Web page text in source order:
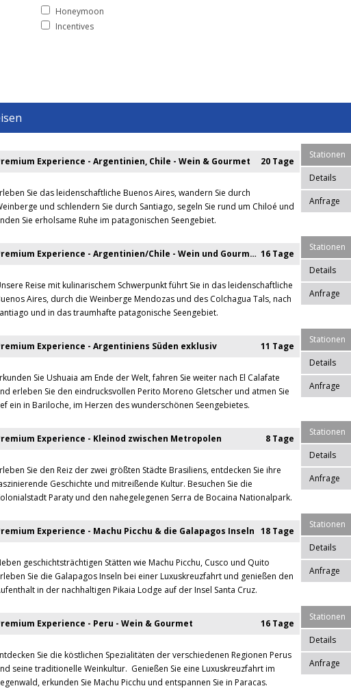
Honeymoon
Incentives
Experience - Argentinien, Chile - Wein & Gourmet 20 Tage
Sie das leidenschaftliche Buenos Aires, wandern Sie durch
und schlendern Sie durch Santiago, segeln Sie rund um Chiloé und
Sie erholsame Ruhe im patagonischen Seengebiet.
Stationen
Details
Anfrage
Premium Experience - Argentinien/Chile - Wein und Gourmet 16 Tage
Reise mit kulinarischem Schwerpunkt führt Sie in das leidenschaftliche
Aires, durch die Weinberge Mendozas und des Colchagua Tals, nach
und in das traumhafte patagonische Seengebiet.
Stationen
Details
Anfrage
Experience - Argentiniens Süden exklusiv 11 Tage
Sie Ushuaia am Ende der Welt, fahren Sie weiter nach El Calafate
erleben Sie den eindrucksvollen Perito Moreno Gletscher und atmen Sie
ein in Bariloche, im Herzen des wunderschönen Seengebietes.
Stationen
Details
Anfrage
Experience - Kleinod zwischen Metropolen 8 Tage
Sie den Reiz der zwei größten Städte Brasiliens, entdecken Sie ihre
Geschichte und mitreißende Kultur. Besuchen Sie die
Paraty und den nahegelegenen Serra de Bocaina Nationalpark.
Stationen
Details
Anfrage
Experience - Machu Picchu & die Galapagos Inseln 18 Tage
geschichtsträchtigen Stätten wie Machu Picchu, Cusco und Quito
Sie die Galapagos Inseln bei einer Luxuskreuzfahrt und genießen den
in der nachhaltigen Pikaia Lodge auf der Insel Santa Cruz.
Stationen
Details
Anfrage
Experience - Peru - Wein & Gourmet 16 Tage
Sie die köstlichen Spezialitäten der verschiedenen Regionen Perus
seine traditionelle Weinkultur. Genießen Sie eine Luxuskreuzfahrt im
erkunden Sie Machu Picchu und entspannen Sie in Paracas.
Stationen
Details
Anfrage